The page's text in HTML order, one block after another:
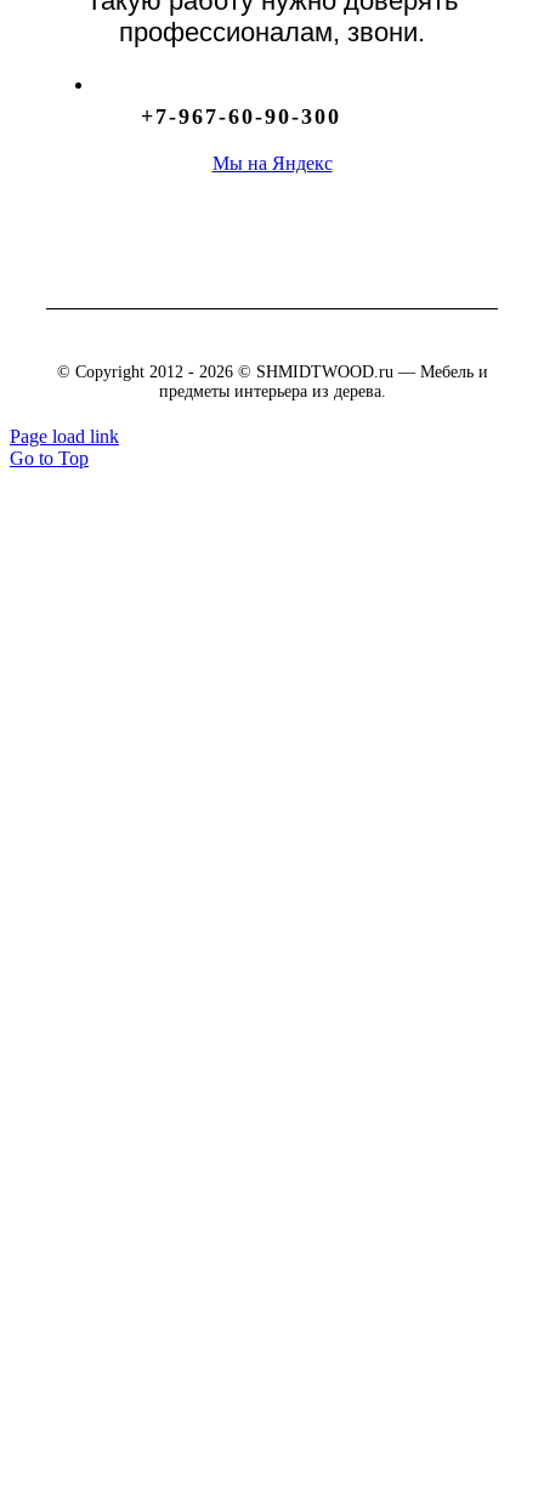
профессионалам, звони.
+7-967-60-90-300
Мы на Яндекс
© Copyright 2012 - 2026 © SHMIDTWOOD.ru — Мебель и
предметы интерьера из дерева.
Page load link
Go to Top